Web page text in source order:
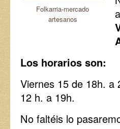
Folkarria-mercado
artesanos
Los horarios son:
Viernes 15 de 18h.
12 h. a 19h.
No faltéis lo